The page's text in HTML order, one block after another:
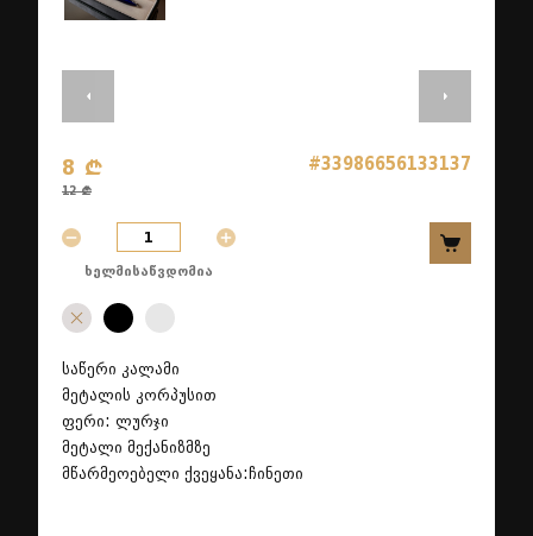
#33986656133137
8 ₾
12 ₾
ხელმისაწვდომია
საწერი კალამი
მეტალის კორპუსით
ფერი: ლურჯი
მეტალი მექანიზმზე
მწარმეოებელი ქვეყანა:ჩინეთი